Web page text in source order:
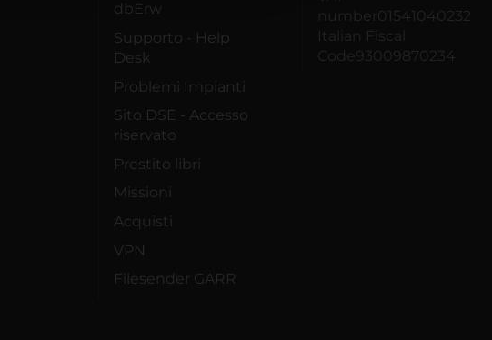
dbErw
Supporto - Help
Desk
Problemi Impianti
Sito DSE - Accesso
riservato
Prestito libri
Missioni
Acquisti
VPN
Filesender GARR
number01541040232
Italian Fiscal
Code93009870234